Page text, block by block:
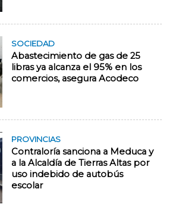
SOCIEDAD
Abastecimiento de gas de 25
libras ya alcanza el 95% en los
comercios, asegura Acodeco
PROVINCIAS
Contraloría sanciona a Meduca y
a la Alcaldía de Tierras Altas por
uso indebido de autobús
escolar